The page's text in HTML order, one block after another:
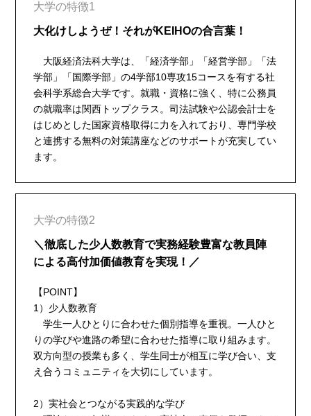
大学の特徴1
大化けしようぜ！それがKEIHOの合言葉！
大阪経済法科大学は、「経済学部」「経営学部」「法
学部」「国際学部」の4学部10専攻15コースを有する社
会科学系総合大学です。就職・資格に強く、特に公務員
の就職率は関西トップクラス。司法試験や公認会計士を
はじめとした国家資格取得に力を入れており、専門学校
と連携する無料の対策講座などのサポートが充実してい
ます。
大学の特徴2
＼徹底した少人数教育で実務経験豊富な教員陣
による高付加価値教育を実現！／
【POINT】
1）少人数教育
学生一人ひとりに合わせた個別指導を重視。一人ひと
りの学びや進路の希望に合わせた指導に取り組みます。
双方向型の授業も多く、学生同士が相互に学び合い、支
え合うコミュニティを大切にしています。
2）実社会とつながる実践的な学び